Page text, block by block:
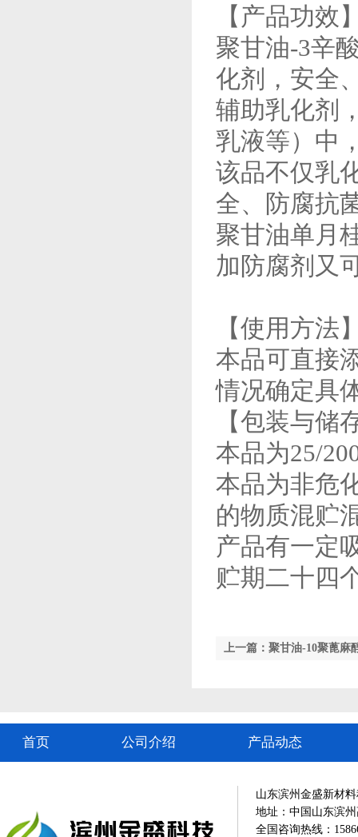
【产品功效
聚甘油-3辛
化剂，安全
辅助乳化剂
乳液等）中
该品不仅乳
全、防腐抗
聚甘油单月
加防腐剂又
【使用方法
本品可直接
情况确定具
【包装与储
本品为25/
本品为非危
的物质混贮
产品有一定
贮期二十四
上一篇：聚甘油-10聚蓖麻
首页 公司介绍 产品动态
山东滨州金盛新材
地址：中国山东滨
全国咨询热线：